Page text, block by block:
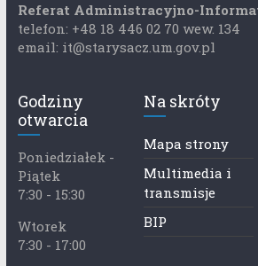
Referat Administracyjno-
telefon: +48 18 446 02 70 wew. 134
email: it@starysacz.um.gov.pl
Godziny
otwarcia
Poniedziałek -
Piątek
7:30 - 15:30
Wtorek
7:30 - 17:00
Na skróty
Mapa strony
Multimedia i
transmisje
BIP